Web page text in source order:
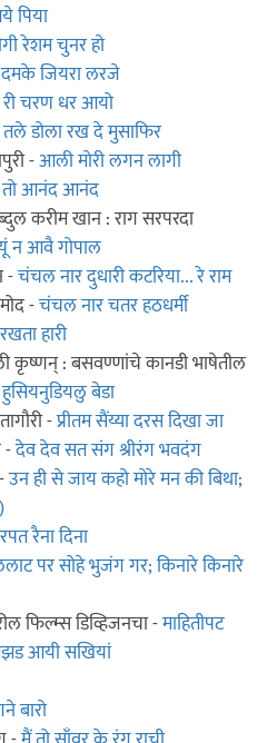
पिया
रेशम चुनर हो
दमके जियरा लरजे
चरण धर आयो
तले डोला रख दे मुसाफिर
-आली मोरी लगन लागी
आनंद आनंद
करीम खान : राग सरपरदा
न आवै गोपाल
-चंचल नार दुधारी कटरिया... रे राम
-चंचल नार चतर हठधर्मी
हारी
कृष्णन् : बसवण्णांचे कानडी भाषेतील
बेडा
-प्रीतम सैंय्या दरस दिखा जा
-देव देव सत संग श्रीरंग भवदंग
उन ही से जाय कहो मोरे मन की बिथा;
रैना दिना
पर सोहे भुजंग गर; किनारे किनारे
फिल्म्स डिव्हिजनचा -माहितीपट
आयी सखियां
बारो